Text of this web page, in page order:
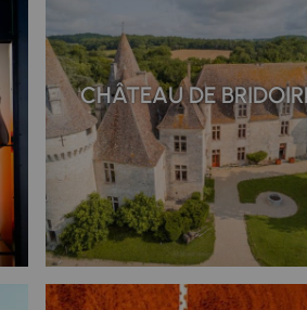
CHÂTEAU DE